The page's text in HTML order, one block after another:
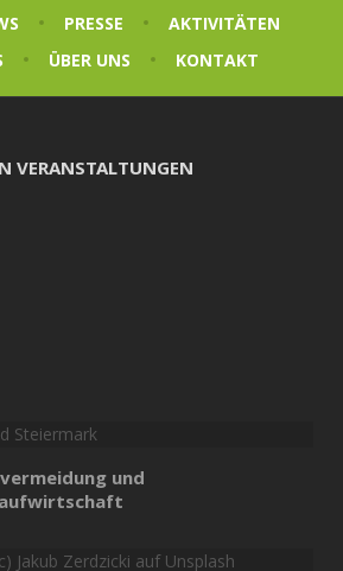
PRESSE
AKTIVITÄTEN
ÜBER UNS KONTAKT
VERANSTALTUNGEN
Steiermark
und
Jakub Zerdzicki auf Unsplash